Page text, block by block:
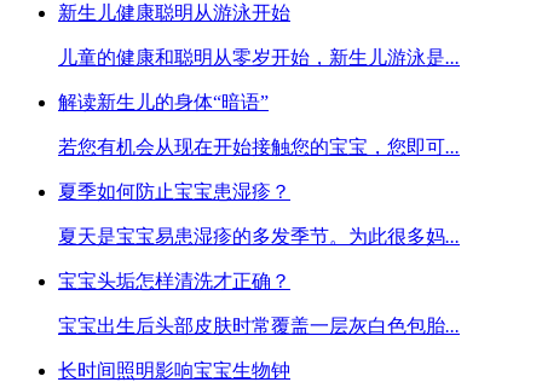
新生儿健康聪明从游泳开始
儿童的健康和聪明从零岁开始，新生儿游泳是...
解读新生儿的身体“暗语”
若您有机会从现在开始接触您的宝宝，您即可...
夏季如何防止宝宝患湿疹？
夏天是宝宝易患湿疹的多发季节。为此很多妈...
宝宝头垢怎样清洗才正确？
宝宝出生后头部皮肤时常覆盖一层灰白色包胎...
长时间照明影响宝宝生物钟